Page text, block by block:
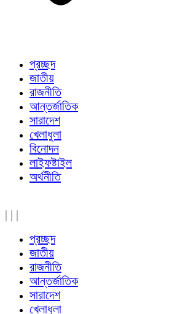
প্রচ্ছদ
জাতীয়
রাজনীতি
আন্তর্জাতিক
সারাদেশ
খেলাধুলা
বিনোদন
লাইফষ্টাইল
অর্থনীতি
| | |
প্রচ্ছদ
জাতীয়
রাজনীতি
আন্তর্জাতিক
সারাদেশ
খেলাধুলা